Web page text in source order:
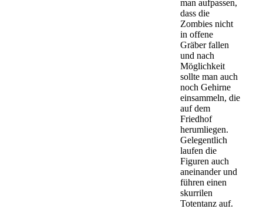
man aufpassen,
dass die
Zombies nicht
in offene
Gräber fallen
und nach
Möglichkeit
sollte man auch
noch Gehirne
einsammeln, die
auf dem
Friedhof
herumliegen.
Gelegentlich
laufen die
Figuren auch
aneinander und
führen einen
skurrilen
Totentanz auf.